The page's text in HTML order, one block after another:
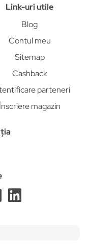
Link-uri utile
Blog
Contul meu
Sitemap
Cashback
parteneri
magazin